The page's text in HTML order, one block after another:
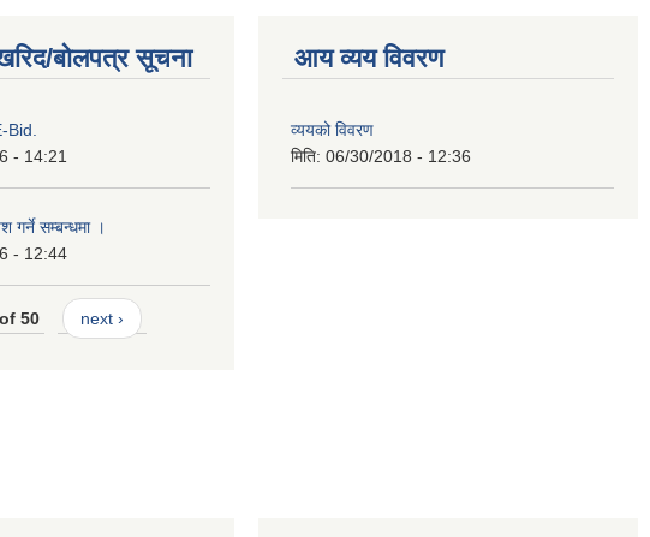
बोलपत्र सूचना
- 14:21
गर्ने सम्बन्धमा ।
- 12:44
50 next ›
आय व्यय विवरण
व्ययको विवरण
मिति: 06/30/2018 - 12:36